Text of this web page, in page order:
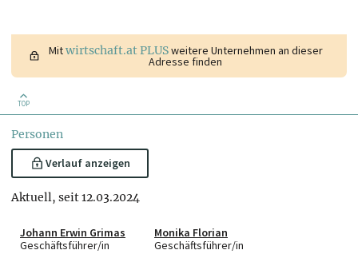
Mitwirtschaft.at PLUSweitere Unternehmen an dieser
Adresse finden
TOP
Personen
Verlauf anzeigen
Aktuell, seit 12.03.2024
Johann Erwin Grimas
Geschäftsführer/in
Monika Florian
Geschäftsführer/in